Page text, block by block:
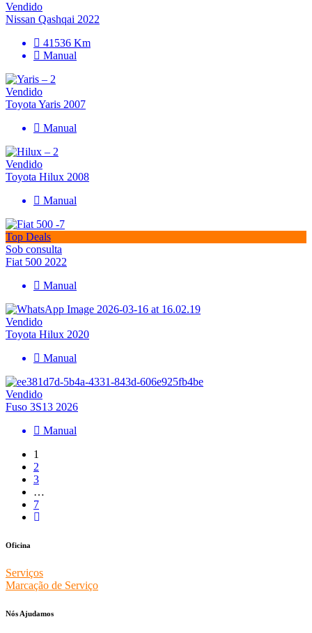
Vendido
Nissan Qashqai 2022
41536 Km
Manual
Vendido
Toyota Yaris 2007
Manual
Vendido
Toyota Hilux 2008
Manual
Top Deals
Sob consulta
Fiat 500 2022
Manual
Vendido
Toyota Hilux 2020
Manual
Vendido
Fuso 3S13 2026
Manual
1
2
3
…
7
Oficina
Serviços
Marcação de Serviço
Nós Ajudamos